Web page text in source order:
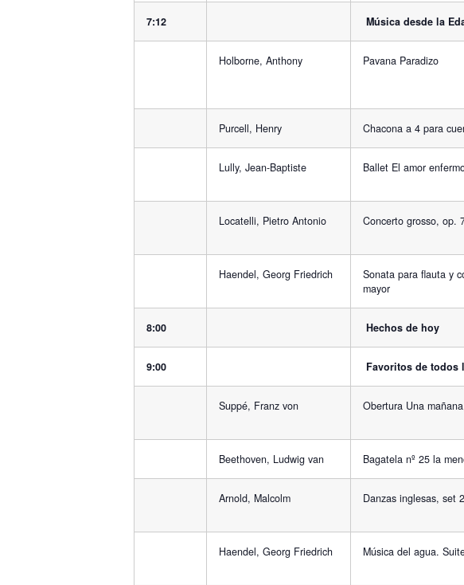
7:12 Música desde la
Holborne, Anthony Pavana Paradizo
Purcell, Henry Chacona a 4 para
Lully, Jean-Baptiste Ballet El amor
Locatelli, Pietro Antonio Concerto grosso, op.
Haendel, Georg Friedrich
Sonata para flauta y
mayor
8:00 Hechos de hoy
9:00 Favoritos de todos
Suppé, Franz von Obertura Una
Beethoven, Ludwig van Bagatela nº 25 la
Arnold, Malcolm Danzas inglesas, set
Haendel, Georg Friedrich Música del agua.